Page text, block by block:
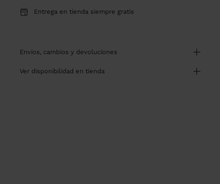
Entrega en tienda siempre gratis
envíos, cambios y devoluciones
ver disponibilidad en tienda